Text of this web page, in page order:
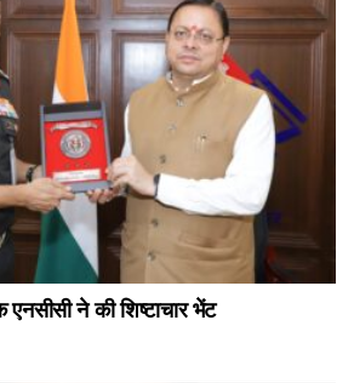
ने की शिष्टाचार भेंट